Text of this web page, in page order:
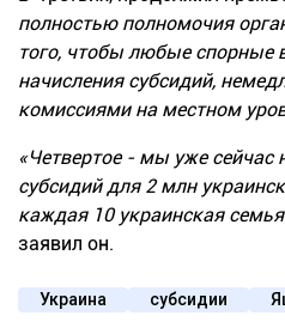
полностью полномочия
того, чтобы любые спорные
начисления субсидий,
комиссиями на местном
«Четвертое - мы уже сейчас
субсидий для 2 млн
каждая 10 украинская
заявил он.
Украина субсидии